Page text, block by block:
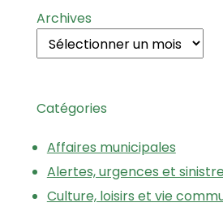
Archives
Catégories
Affaires municipales
Alertes, urgences et
Culture, loisirs et vie